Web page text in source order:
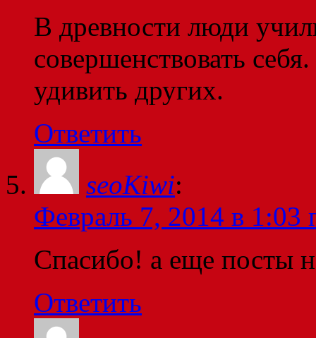
В древности люди
совершенствовать
удивить других.
Ответить
seoKiwi:
Февраль 7, 2014 в 1:03
Спасибо! а еще посты
Ответить